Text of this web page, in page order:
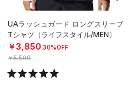
UAラッシュガード ロングスリーブ
Tシャツ（ライフスタイル/MEN）
￥3,850 30%OFF
￥5,500